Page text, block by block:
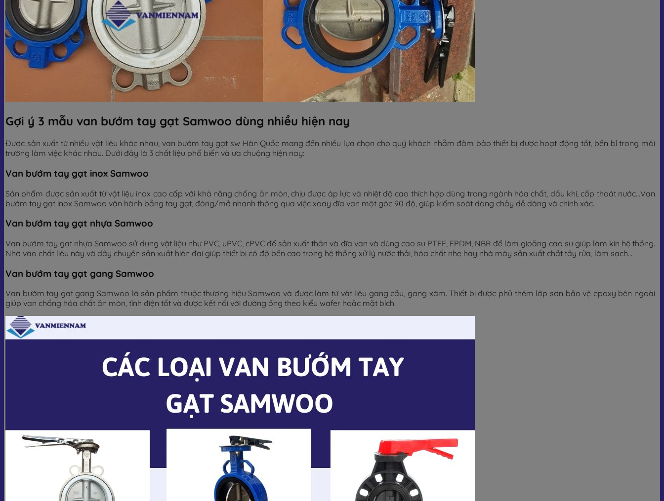
Gợi ý 3 mẫu van bướm tay gạt Samwoo dùng nhiều hiện nay
Được sản xuất từ nhiều vật liệu khác nhau, van bướm tay gạt sw Hàn Quốc mang đến nhiều lựa chọn cho quý khách nhằm đảm bảo thiết bị được hoạt động tốt, bền bỉ trong môi
trường làm việc khác nhau. Dưới đây là 3 chất liệu phổ biến và ưa chuộng hiện nay:
Van bướm tay gạt inox Samwoo
Sản phẩm được sản xuất từ vật liệu inox cao cấp với khả năng chống ăn mòn, chịu được áp lực và nhiệt độ cao thích hợp dùng trong ngành hóa chất, dầu khí, cấp thoát nước…Van
bướm tay gạt inox Samwoo vận hành bằng tay gạt, đóng/mở nhanh thông qua việc xoay đĩa van một góc 90 độ, giúp kiểm soát dòng chảy dễ dàng và chính xác.
Van bướm tay gạt nhựa Samwoo
Van bướm tay gạt nhựa Samwoo sử dụng vật liệu như PVC, uPVC, cPVC để sản xuất thân và đĩa van và dùng cao su PTFE, EPDM, NBR để làm gioăng cao su giúp làm kín hệ thống.
Nhờ vào chất liệu này và dây chuyền sản xuất hiện đại giúp thiết bị có độ bền cao trong hệ thống xử lý nước thải, hóa chất nhẹ hay nhà máy sản xuất chất tẩy rửa, làm sạch…
Van bướm tay gạt gang Samwoo
Van bướm tay gạt gang Samwoo là sản phẩm thuộc thương hiệu Samwoo và được làm từ vật liệu gang cầu, gang xám. Thiết bị được phủ thêm lớp sơn bảo vệ epoxy bên ngoài
giúp van chống hóa chất ăn mòn, tĩnh điện tốt và được kết nối với đường ống theo kiểu wafer hoặc mặt bích.